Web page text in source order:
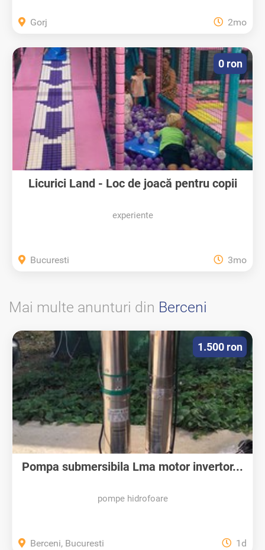
Gorj 2mo
Licurici Land - Loc de joacă pentru copii
experiente
0 ron
Bucuresti 3mo
Mai multe anunturi din Berceni
Pompa submersibila Lma motor invertor...
pompe hidrofoare
1.500 ron
Berceni, Bucuresti 1d